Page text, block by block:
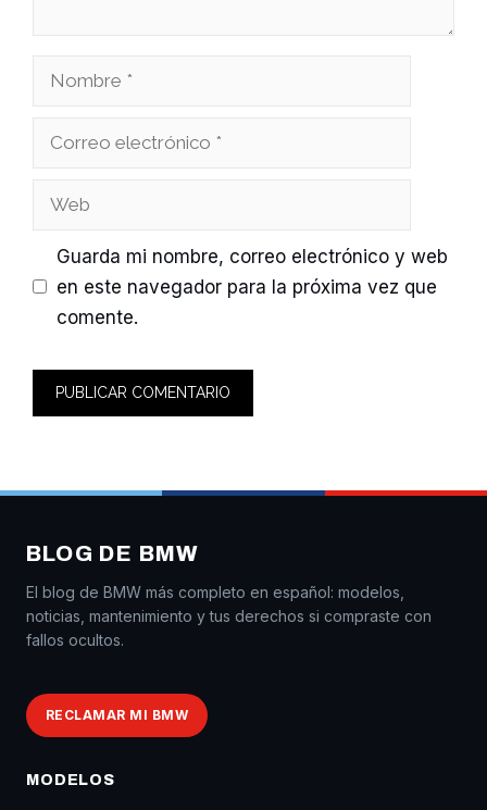
Nombre
Correo
Web
Guarda mi nombre, correo electrónico y web
en este navegador para la próxima vez que
comente.
BLOG DE BMW
El blog de BMW más completo en español: modelos,
noticias, mantenimiento y tus derechos si compraste con
fallos ocultos.
RECLAMAR MI BMW
MODELOS